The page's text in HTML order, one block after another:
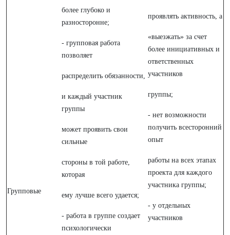
Групповые
более глубоко и
разносторонне;
- групповая работа
позволяет
распределить обязанности,
и каждый участник
группы
может проявить свои
сильные
стороны в той работе,
которая
ему лучше всего удается;
- работа в группе создает
психологически
проявлять активность, а
«выезжать» за счет
более инициативных и
ответственных
участников
группы;
- нет возможности
получить всесторонний
опыт
работы на всех этапах
проекта для каждого
участника группы;
- у отдельных
участников